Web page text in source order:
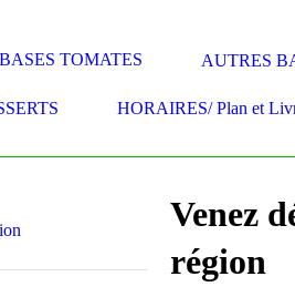
BASES TOMATES AUTRES
HORAIRES/ Plan et
Venez
région